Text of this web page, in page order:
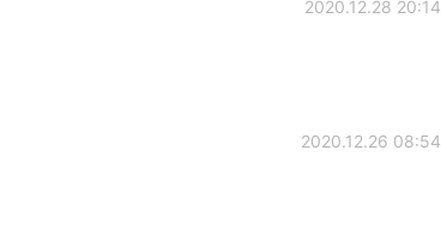
2020.12.28 20:14
2020.12.26 08:54